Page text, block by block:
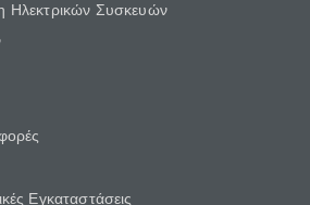
Ηλεκτρικών Συσκευών
Εγκαταστάσεις